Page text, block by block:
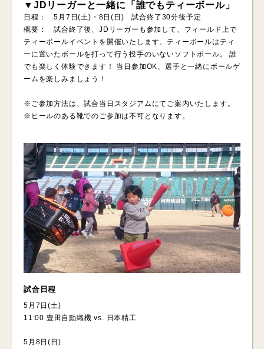
▼JDリーガーと一緒に「誰でもティーボール」
日程： 5月7日(土)・8日(日) 試合終了30分後予定
概要： 試合終了後、JDリーガーも参加して、フィールド上で
ティーボールイベントを開催いたします。ティーボールはティ
ーに置いたボールを打って行う投手のいないソフトボール。 誰
でも楽しく体験できます！ 当日参加OK、選手と一緒にボールゲ
ームを楽しみましょう！
※ご参加方法は、試合当日スタジアムにてご案内いたします。
※ヒールのある靴でのご参加は不可となります。
試合日程
5月7日(土)
11:00 豊田自動織機 vs. 日本精工
5月8日(日)